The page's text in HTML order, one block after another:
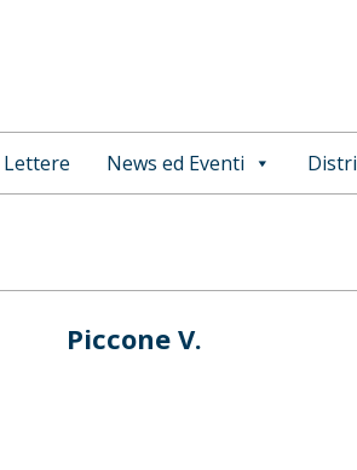
Primary
Lettere News ed Eventi
Piccone V.